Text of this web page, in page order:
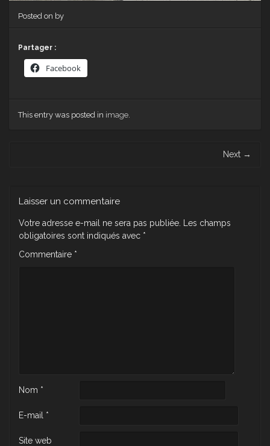
Posted on by
Partager :
Facebook
This entry was posted in image.
Next →
Laisser un commentaire
Votre adresse e-mail ne sera pas publiée.
Les champs
obligatoires sont indiqués avec *
Commentaire *
Nom *
E-mail *
Site web